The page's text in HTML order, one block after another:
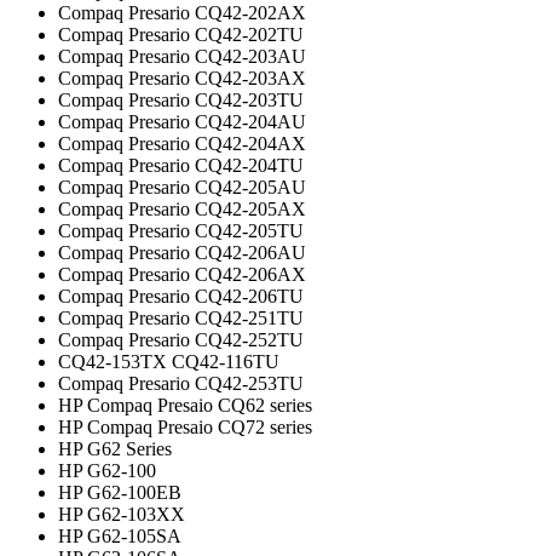
Compaq Presario CQ42-202AX
Compaq Presario CQ42-202TU
Compaq Presario CQ42-203AU
Compaq Presario CQ42-203AX
Compaq Presario CQ42-203TU
Compaq Presario CQ42-204AU
Compaq Presario CQ42-204AX
Compaq Presario CQ42-204TU
Compaq Presario CQ42-205AU
Compaq Presario CQ42-205AX
Compaq Presario CQ42-205TU
Compaq Presario CQ42-206AU
Compaq Presario CQ42-206AX
Compaq Presario CQ42-206TU
Compaq Presario CQ42-251TU
Compaq Presario CQ42-252TU
CQ42-153TX CQ42-116TU
Compaq Presario CQ42-253TU
HP Compaq Presaio CQ62 series
HP Compaq Presaio CQ72 series
HP G62 Series
HP G62-100
HP G62-100EB
HP G62-103XX
HP G62-105SA